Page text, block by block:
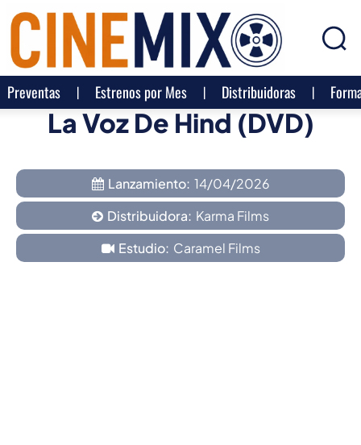
Preventas Estrenos por Mes Distribuidoras
La Voz De Hind (DVD)
Lanzamiento: 14/04/2026
Distribuidora: Karma Films
Estudio: Caramel Films